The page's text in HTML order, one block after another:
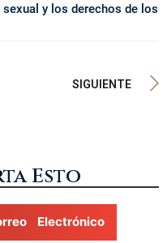
y los derechos de los
SIGUIENTE
Esto
Electrónico